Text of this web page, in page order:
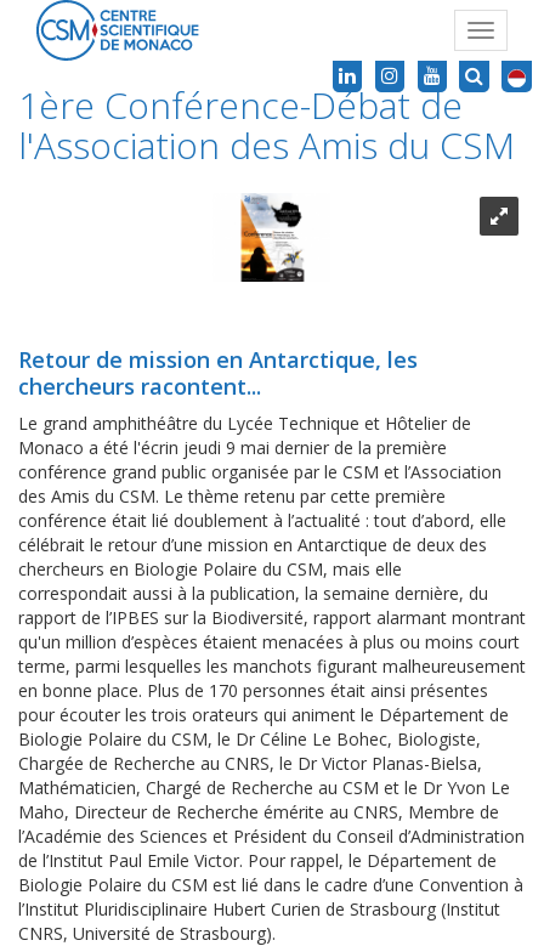
Toggle
1ère Conférence-Débat de
l'Association des Amis du CSM
Retour de mission en Antarctique, les
chercheurs racontent...
Le grand amphithéâtre du Lycée Technique et Hôtelier de
Monaco a été l'écrin jeudi 9 mai dernier de la première
conférence grand public organisée par le CSM et l’Association
des Amis du CSM. Le thème retenu par cette première
conférence était lié doublement à l’actualité : tout d’abord, elle
célébrait le retour d’une mission en Antarctique de deux des
chercheurs en Biologie Polaire du CSM, mais elle
correspondait aussi à la publication, la semaine dernière, du
rapport de l’IPBES sur la Biodiversité, rapport alarmant montrant
qu'un million d’espèces étaient menacées à plus ou moins court
terme, parmi lesquelles les manchots figurant malheureusement
en bonne place. Plus de 170 personnes était ainsi présentes
pour écouter les trois orateurs qui animent le Département de
Biologie Polaire du CSM, le Dr Céline Le Bohec, Biologiste,
Chargée de Recherche au CNRS, le Dr Victor Planas-Bielsa,
Mathématicien, Chargé de Recherche au CSM et le Dr Yvon Le
Maho, Directeur de Recherche émérite au CNRS, Membre de
l’Académie des Sciences et Président du Conseil d’Administration
de l’Institut Paul Emile Victor. Pour rappel, le Département de
Biologie Polaire du CSM est lié dans le cadre d’une Convention à
l’Institut Pluridisciplinaire Hubert Curien de Strasbourg (Institut
CNRS, Université de Strasbourg).